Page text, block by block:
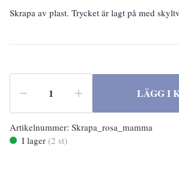
Skrapa av plast. Trycket är lagt på med
LÄGG I
Artikelnummer: Skrapa_rosa_mamma
I lager (2 st)